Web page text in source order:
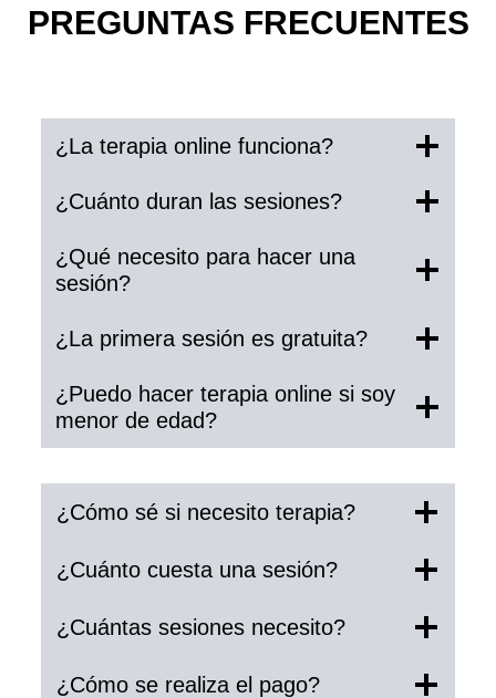
PREGUNTAS FRECUENTES
¿La terapia online funciona?
¿Cuánto duran las sesiones?
¿Qué necesito para hacer una
sesión?
¿La primera sesión es gratuita?
¿Puedo hacer terapia online si soy
menor de edad?
¿Cómo sé si necesito terapia?
¿Cuánto cuesta una sesión?
¿Cuántas sesiones necesito?
¿Cómo se realiza el pago?